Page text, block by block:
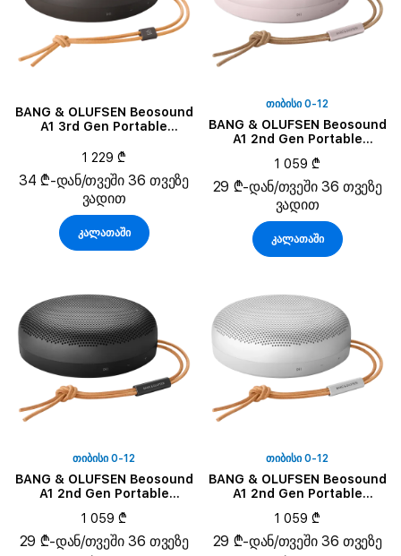
BANG & OLUFSEN Beosound
A1 3rd Gen Portable
1 229 ₾
34 ₾-დან/თვეში 36 თვეზე
ვადით
კალათაში
ᲗᲘᲑᲘᲡᲘ 0-12
BANG & OLUFSEN Beosound
A1 2nd Gen Portable
1 059 ₾
29 ₾-დან/თვეში 36 თვეზე
ვადით
კალათაში
ᲗᲘᲑᲘᲡᲘ 0-12
BANG & OLUFSEN Beosound
A1 2nd Gen Portable
1 059 ₾
29 ₾-დან/თვეში 36 თვეზე
ᲗᲘᲑᲘᲡᲘ 0-12
BANG & OLUFSEN Beosound
A1 2nd Gen Portable
1 059 ₾
29 ₾-დან/თვეში 36 თვეზე